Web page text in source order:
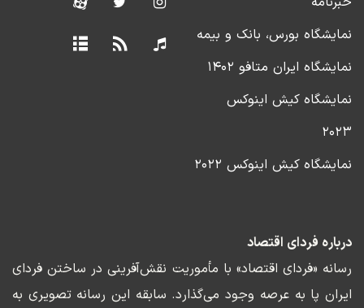
نمایشگاه بورس، بانک و بیمه
نمایشگاه ایران متافو ۱۴۰۲
نمایشگاه کیش اینوکس
۲۰۲۳
نمایشگاه کیش اینوکس ۲۰۲۲
درباره فردای اقتصاد
رسانه «فردای اقتصاد» با مأموریت نقش‌آفرینی در ساختن فردای
ایران پا به عرصه وجود می‌گذارد. سابقه این رسانه تصویری به